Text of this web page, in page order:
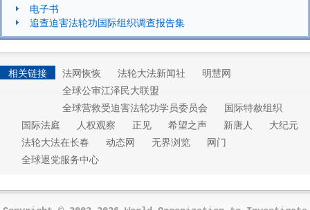
电子书
追查迫害法轮功国际组织调查报告集
相关链接 法网恢恢 法轮大法新闻社
明慧网
全球公审江泽民大联盟
全球营救受迫害法轮功学员委员会
国际特赦组织
国际法庭
人权观察 正见 希望之声 新唐人
大纪元
法轮大法在长春
动态网 无界浏览
网门
全球退党服务中心